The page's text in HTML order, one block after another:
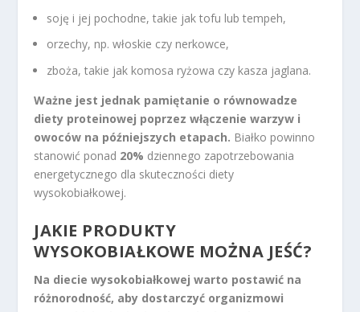
soję i jej pochodne, takie jak tofu lub tempeh,
orzechy, np. włoskie czy nerkowce,
zboża, takie jak komosa ryżowa czy kasza jaglana.
Ważne jest jednak pamiętanie o równowadze
diety proteinowej poprzez włączenie warzyw i
owoców na późniejszych etapach. Białko powinno
stanowić ponad 20% dziennego zapotrzebowania
energetycznego dla skuteczności diety
wysokobiałkowej.
JAKIE PRODUKTY
WYSOKOBIAŁKOWE MOŻNA JEŚĆ?
Na diecie wysokobiałkowej warto postawić na
różnorodność, aby dostarczyć organizmowi